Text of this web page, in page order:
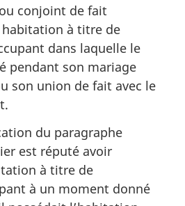
conjoint de fait
à titre de
dans laquelle le
pendant son mariage
son union de fait avec le
du paragraphe
est réputé avoir
à titre de
à un moment donné